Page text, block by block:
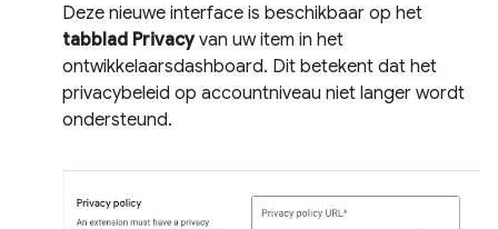
Deze nieuwe interface is beschikbaar op het
tabblad Privacyvan uw item in het
ontwikkelaarsdashboard. Dit betekent dat het
privacybeleid op accountniveau niet langer wordt
ondersteund.